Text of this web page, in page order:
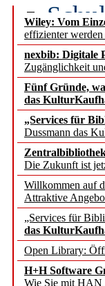
Wiley: Vom
effizienter werden
nexbib: Digitale
Zugänglichkeit
Fünf Gründe,
das
„Services für
Dussmann das
Die Zukunft ist
Willkommen auf
Attraktive
„Services für
das
Open Library:
H+H Software
Wie Sie mit HAN
und